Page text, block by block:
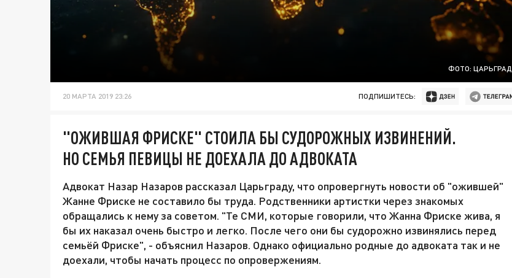
ФОТО: ЦАРЬГРАД
20 МАРТА 2019 23:26 ПОДПИШИТЕСЬ:
"ОЖИВШАЯ ФРИСКЕ" СТОИЛА БЫ СУДОРОЖНЫХ ИЗВИНЕНИЙ.
НО СЕМЬЯ ПЕВИЦЫ НЕ ДОЕХАЛА ДО АДВОКАТА
Адвокат Назар Назаров рассказал Царьграду, что опровергнуть новости об "ожившей"
Жанне Фриске не составило бы труда. Родственники артистки через знакомых
обращались к нему за советом. "Те СМИ, которые говорили, что Жанна Фриске жива, я
бы их наказал очень быстро и легко. После чего они бы судорожно извинялись перед
семьёй Фриске", - объяснил Назаров. Однако официально родные до адвоката так и не
доехали, чтобы начать процесс по опровержениям.